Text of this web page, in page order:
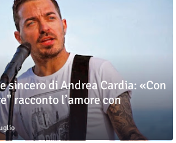
sincero di Andrea Cardia: «Con
racconto l’amore con